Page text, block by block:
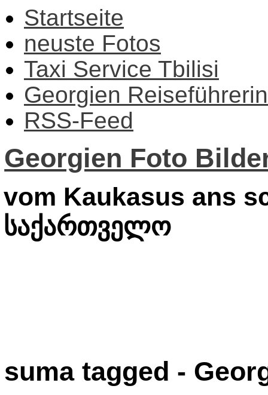
Startseite
neuste Fotos
Taxi Service Tbilisi
Georgien Reiseführerin
RSS-Feed
Georgien Foto
vom Kaukasus ans
საქართველო
suma tagged -